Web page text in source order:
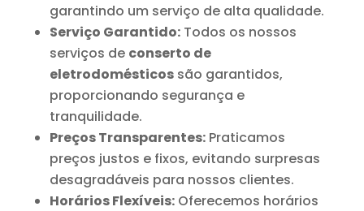
garantindo um serviço de alta qualidade.
Serviço Garantido:Todos os nossos
serviços de conserto de
eletrodomésticossão garantidos,
proporcionando segurança e
tranquilidade.
Preços Transparentes:Praticamos
preços justos e fixos, evitando surpresas
desagradáveis para nossos clientes.
Horários Flexíveis:Oferecemos horários